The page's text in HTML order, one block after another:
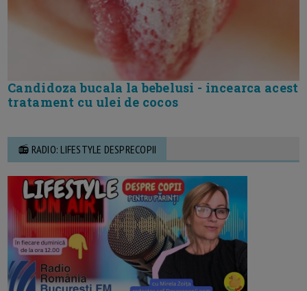
Candidoza bucala la bebelusi - incearca acest
tratament cu ulei de cocos
📻 RADIO: LIFESTYLE DESPRECOPII